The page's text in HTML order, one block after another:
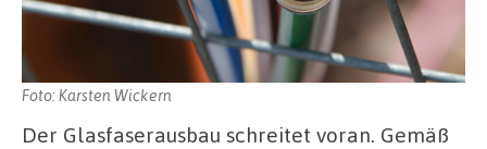
Foto: Karsten Wickern
Der Glasfaserausbau schreitet voran. Gemäß